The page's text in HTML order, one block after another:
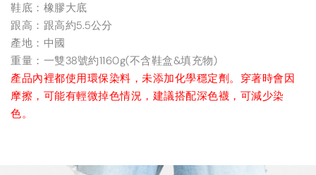
鞋底：橡膠大底
跟高：跟高約5.5公分
產地：中國
重量：一雙38號約1160g(不含鞋盒&填充物)
產品內裡都使用環保染料，未添加化學穩定劑。穿著時會因
摩擦，可能有輕微掉色情況，建議搭配深色襪，可減少染
色。